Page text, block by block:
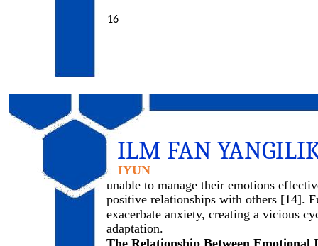
16
ILM FAN
IYUN
unable to manage their emotions
positive relationships with others [14].
exacerbate anxiety, creating a vicious
adaptation.
The Relationship Between Emotional